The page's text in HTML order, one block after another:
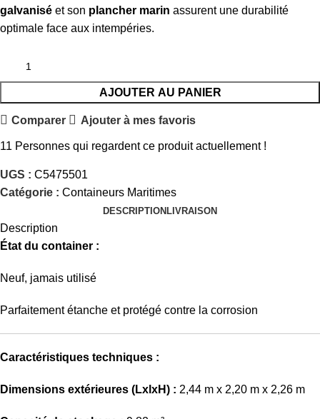
galvanisé et son plancher marin assurent une durabilité
optimale face aux intempéries.
AJOUTER AU PANIER
Comparer Ajouter à mes favoris
11 Personnes qui regardent ce produit actuellement !
UGS : C5475501
Catégorie : Containeurs Maritimes
DESCRIPTION LIVRAISON
Description
État du container :
Neuf, jamais utilisé
Parfaitement étanche et protégé contre la corrosion
Caractéristiques techniques :
Dimensions extérieures (LxlxH) : 2,44 m x 2,20 m x 2,26 m